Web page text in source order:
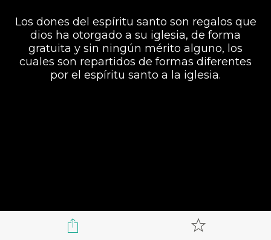
Los dones del espíritu santo son regalos que
dios ha otorgado a su iglesia, de forma
gratuita y sin ningún mérito alguno, los
cuales son repartidos de formas diferentes
por el espíritu santo a la iglesia.